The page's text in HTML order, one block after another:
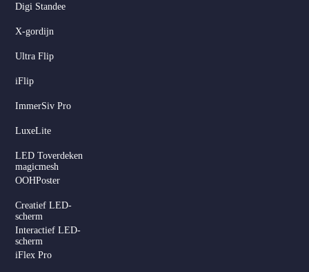
Digi Standee
X-gordijn
Ultra Flip
iFlip
ImmerSiv Pro
LuxeLite
LED Toverdeken
magicmesh
OOHPoster
Creatief LED-
scherm
Interactief LED-
scherm
iFlex Pro